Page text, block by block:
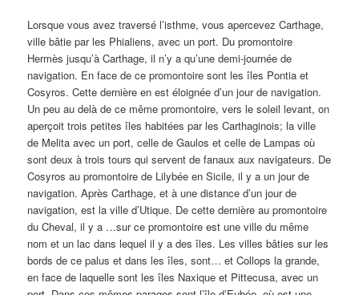
Lorsque vous avez traversé l’isthme, vous apercevez Carthage,
ville bâtie par les Phialiens, avec un port. Du promontoire
Hermès jusqu’à Carthage, il n’y a qu’une demi-journée de
navigation. En face de ce promontoire sont les îles Pontia et
Cosyros. Cette dernière en est éloignée d’un jour de navigation.
Un peu au delà de ce même promontoire, vers le soleil levant, on
aperçoit trois petites îles habitées par les Carthaginois; la ville
de Melita avec un port, celle de Gaulos et celle de Lampas où
sont deux à trois tours qui servent de fanaux aux navigateurs. De
Cosyros au promontoire de Lilybée en Sicile, il y a un jour de
navigation. Après Carthage, et à une distance d’un jour de
navigation, est la ville d’Utique. De cette dernière au promontoire
du Cheval, il y a …sur ce promontoire est une ville du même
nom et un lac dans lequel il y a des îles. Les villes bâties sur les
bords de ce palus et dans les îles, sont… et Collops la grande,
en face de laquelle sont les îles Naxique et Pittecusa, avec un